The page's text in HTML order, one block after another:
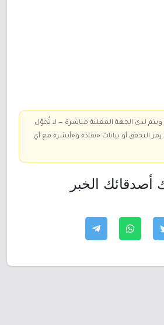
ويتم لدى الجهة المعلنة مباشرة — لا تُحوّل
رمز التحقق أو بيانات «نفاذ» و«أبشر» مع أي
الخبر